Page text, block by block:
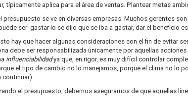
típicamente aplica para el área de ventas. Plantear metas
presupuesto se ve en diversas empresas. Muchos gerentes
ser: gastar lo se dijo que se iba a gastar, dar el beneficio
hay que hacer algunas consideraciones con el fin de evitar
debe ser responsabilizada únicamente por aquellas
influenciabilidadya que, en rigor, es muy difícil controlar
el tipo de cambio no lo manejamos, porque el clima no
el presupuesto, debemos asegurarnos de que aquellas